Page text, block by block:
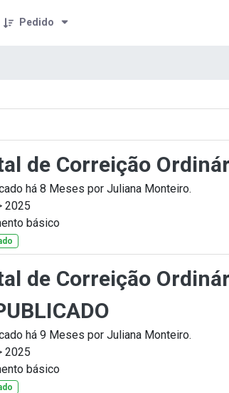
Pedido
de Correição
há 8 Meses por Juliana Monteiro.
2025
básico
de Correição
há 9 Meses por Juliana Monteiro.
2025
básico